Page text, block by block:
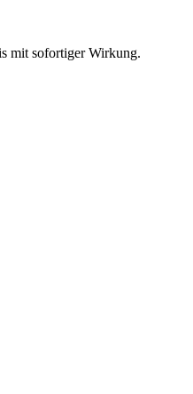
mit sofortiger Wirkung.